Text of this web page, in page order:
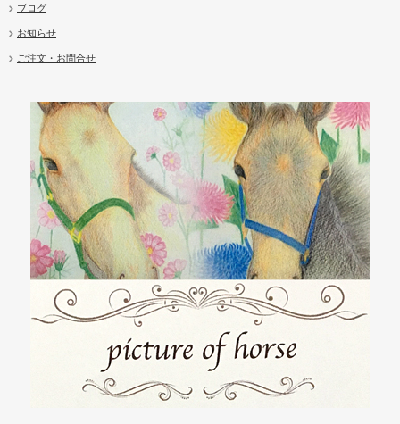
ブログ
お知らせ
ご注文・お問合せ